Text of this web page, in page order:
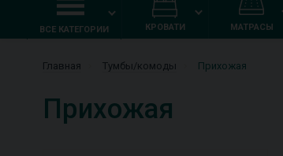
ВСЕ КАТЕГОРИИ КРОВАТИ МАТРАСЫ
Главная Тумбы/комоды Прихожая
Прихожая